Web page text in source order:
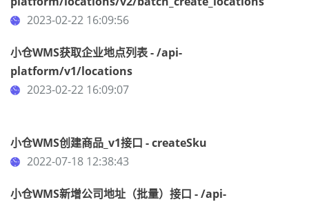
2023-02-22 16:09:56
小仓WMS获取企业地点列表 - /api-
platform/v1/locations
2023-02-22 16:09:07
小仓WMS创建商品_v1接口 - createSku
2022-07-18 12:38:43
小仓WMS新增公司地址（批量）接口 - /api-